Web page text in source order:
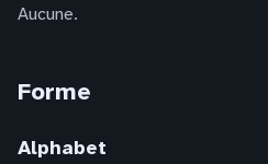
Aucune.
Forme
Alphabet